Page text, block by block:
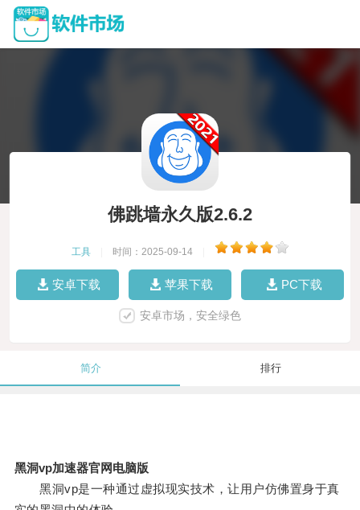
佛跳墙永久版2.6.2
工具 时间：2025-09-14
安卓下载 苹果下载 PC下载
安卓市场，安全绿色
简介 排行
黑洞vp加速器官网电脑版
黑洞vp是一种通过虚拟现实技术，让用户仿佛置身于真